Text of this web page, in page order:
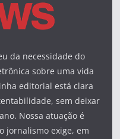
da necessidade do
sobre uma vida
editorial está clara
sem deixar
Nossa atuação é
jornalismo exige, em